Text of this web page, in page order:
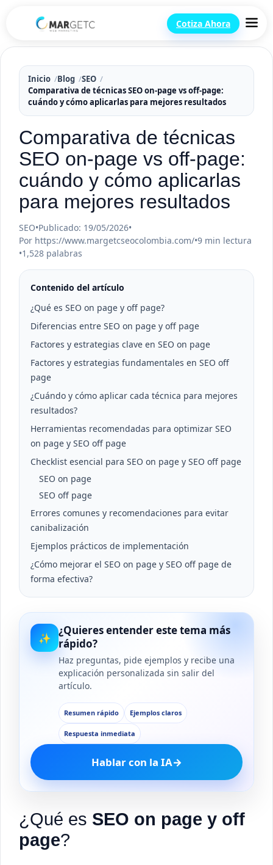
Cotiza Ahora
Inicio Blog
SEO
Comparativa de técnicas SEO on-page vs off-page:
cuándo y cómo aplicarlas para mejores resultados
Comparativa de técnicas
SEO on-page vs off-page:
cuándo y cómo aplicarlas
para mejores resultados
SEO•Publicado: 19/05/2026•
Por https://www.margetcseocolombia.com/•9 min lectura
•1,528 palabras
Contenido del artículo
¿Qué es SEO on page y off page?
Diferencias entre SEO on page y off page
Factores y estrategias clave en SEO on page
Factores y estrategias fundamentales en SEO off
page
¿Cuándo y cómo aplicar cada técnica para mejores
resultados?
Herramientas recomendadas para optimizar SEO
on page y SEO off page
Checklist esencial para SEO on page y SEO off page
SEO on page
SEO off page
Errores comunes y recomendaciones para evitar
canibalización
Ejemplos prácticos de implementación
¿Cómo mejorar el SEO on page y SEO off page de
forma efectiva?
✨
¿Quieres entender este tema más
rápido?
Haz preguntas, pide ejemplos y recibe una
explicación personalizada sin salir del
artículo.
Resumen rápido Ejemplos claros
Respuesta inmediata
Hablar con la IA→
¿Qué es SEO on page y off
page?